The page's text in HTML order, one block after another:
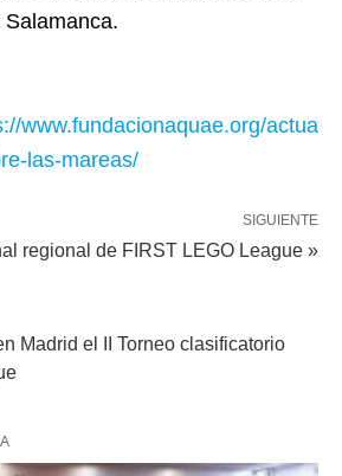
Salamanca.
www.fundacionaquae.org/actua
las-mareas/
SIGUIENTE
regional de FIRST LEGO League »
Madrid el II Torneo clasificatorio